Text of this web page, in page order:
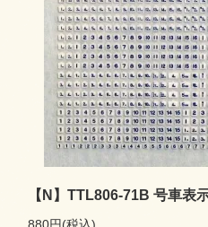
【N】TTL806-71B 号車表
880円(税込)